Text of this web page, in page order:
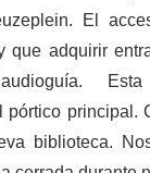
El
que adquirir
pórtico principal.
biblioteca.